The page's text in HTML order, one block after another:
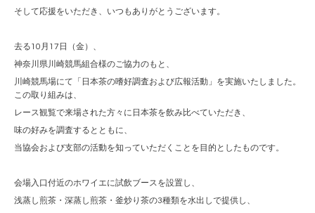
そして応援をいただき、いつもありがとうございます。
去る10月17日（金）、
神奈川県川崎競馬組合様のご協力のもと、
川崎競馬場にて「日本茶の嗜好調査および広報活動」を実施いたしました。
この取り組みは、
レース観覧で来場された方々に日本茶を飲み比べていただき、
味の好みを調査するとともに、
当協会および支部の活動を知っていただくことを目的としたものです。
会場入口付近のホワイエに試飲ブースを設置し、
浅蒸し煎茶・深蒸し煎茶・釜炒り茶の3種類を水出しで提供し、